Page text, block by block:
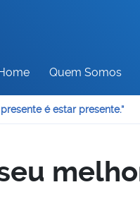
Quem Somos
é estar presente.”